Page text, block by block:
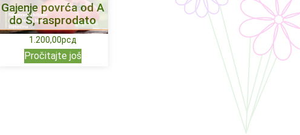
Gajenje povrća od A
do Š, rasprodato
1.200,00рсд
Pročitajte još